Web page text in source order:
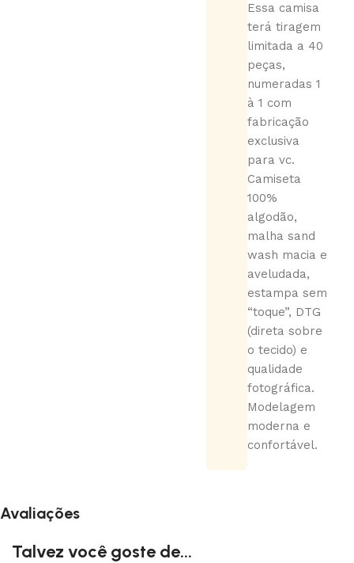
Essa camisa
terá tiragem
limitada a 40
peças,
numeradas 1
à 1 com
fabricação
exclusiva
para vc.
Camiseta
100%
algodão,
malha sand
wash macia e
aveludada,
estampa sem
“toque”, DTG
(direta sobre
o tecido) e
qualidade
fotográfica.
Modelagem
moderna e
confortável.
Avaliações
Talvez você goste de...